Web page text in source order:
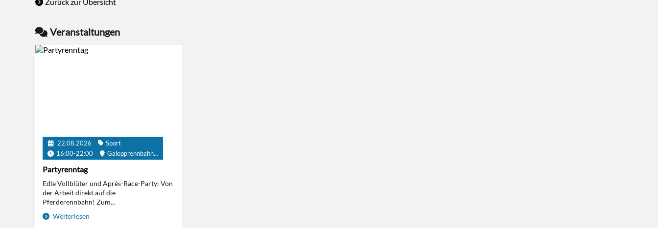
Veranstaltungen
22.08.2026
Sport
16:00-22:00
Galopprennbahn...
Partyrenntag
Edle Vollblüter und Après-Race-Party: Von
der Arbeit direkt auf die
Pferderennbahn! Zum...
Weiterlesen